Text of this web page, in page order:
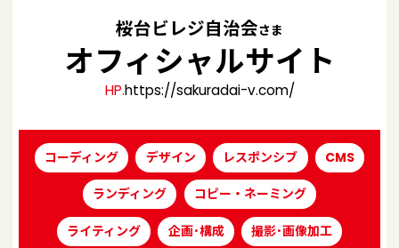
桜台ビレジ自治会さま
オフィシャルサイト
HP.https://sakuradai-v.com/
コーディング デザイン レスポンシブ CMS
ランディング コピー・ネーミング
ライティング 企画･構成 撮影･画像加工